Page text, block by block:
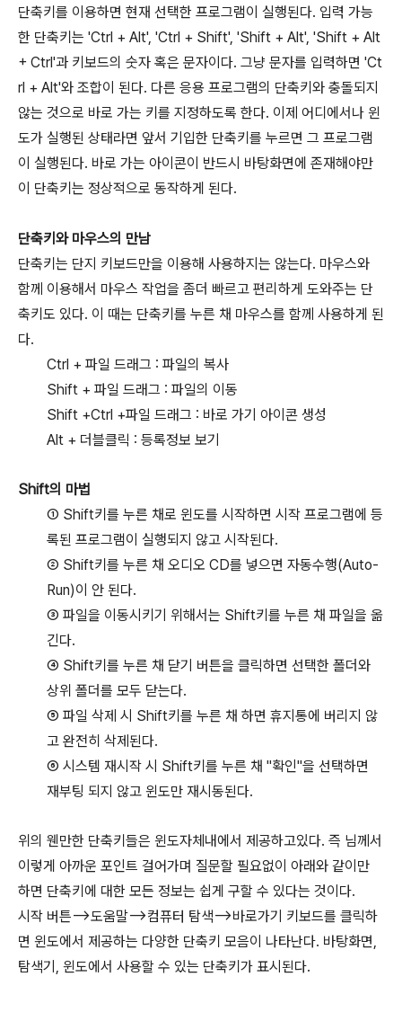
단축키를 이용하면 현재 선택한 프로그램이 실행된다. 입력 가능
한 단축키는 'Ctrl + Alt', 'Ctrl + Shift', 'Shift + Alt', 'Shift + Alt
+ Ctrl'과 키보드의 숫자 혹은 문자이다. 그냥 문자를 입력하면 'Ct
rl + Alt'와 조합이 된다. 다른 응용 프로그램의 단축키와 충돌되지
않는 것으로 바로 가는 키를 지정하도록 한다. 이제 어디에서나 윈
도가 실행된 상태라면 앞서 기입한 단축키를 누르면 그 프로그램
이 실행된다. 바로 가는 아이콘이 반드시 바탕화면에 존재해야만
이 단축키는 정상적으로 동작하게 된다.
단축키와 마우스의 만남
단축키는 단지 키보드만을 이용해 사용하지는 않는다. 마우스와
함께 이용해서 마우스 작업을 좀더 빠르고 편리하게 도와주는 단
축키도 있다. 이 때는 단축키를 누른 채 마우스를 함께 사용하게 된
다.
Ctrl + 파일 드래그 : 파일의 복사
Shift + 파일 드래그 : 파일의 이동
Shift +Ctrl +파일 드래그 : 바로 가기 아이콘 생성
Alt + 더블클릭 : 등록정보 보기
Shift의 마법
① Shift키를 누른 채로 윈도를 시작하면 시작 프로그램에 등
록된 프로그램이 실행되지 않고 시작된다.
② Shift키를 누른 채 오디오 CD를 넣으면 자동수행(Auto-
Run)이 안 된다.
③ 파일을 이동시키기 위해서는 Shift키를 누른 채 파일을 옮
긴다.
④ Shift키를 누른 채 닫기 버튼을 클릭하면 선택한 폴더와
상위 폴더를 모두 닫는다.
⑤ 파일 삭제 시 Shift키를 누른 채 하면 휴지통에 버리지 않
고 완전히 삭제된다.
⑥ 시스템 재시작 시 Shift키를 누른 채 "확인"을 선택하면
재부팅 되지 않고 윈도만 재시동된다.
위의 웬만한 단축키들은 윈도자체내에서 제공하고있다. 즉 님께서
이렇게 아까운 포인트 걸어가며 질문할 필요없이 아래와 같이만
하면 단축키에 대한 모든 정보는 쉽게 구할 수 있다는 것이다.
시작 버튼-->도움말-->컴퓨터 탐색-->바로가기 키보드를 클릭하
면 윈도에서 제공하는 다양한 단축키 모음이 나타난다. 바탕화면,
탐색기, 윈도에서 사용할 수 있는 단축키가 표시된다.